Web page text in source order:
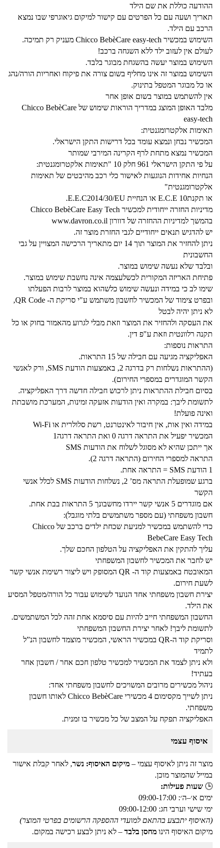
ההודעה כוללת את שם הילד
תאריך ושעה עם כל הפרטים עם קישור למיקום גיאוגרפי שבו נמצא
הרכב עם הילד.
השימוש במכשיר Chicco BebèCare easy-tech מעניק רק תמיכה.
לעולם אין לעזוב ילד ללא השגחה ברכב!
השימוש במוצר יעשה בהשגחת מבוגר בלבד.
השימוש במוצר זה אינו מחליף בשום צורה את פיקוח ואחריות הורה/נהג
או כל מבוגר המטפל בתינוק.
אין להשתמש במוצר בשום אופן אחר
מלבד האופן המוצג במדריך הוראות שימוש של Chicco BebèCare
easy-tech
תאימות אלקטרומגנטית:
המכשיר נבחן ונמצא עומד בכל דרישות התקן הישראלי.
המכשיר נמצא מתחת לרף הקרינה המירבי שמותר
על פי התקן הישראלי 961 חלק 10 "תאימות אלקטרומגנטית:
הנחיות אחידות הנוגעות לאישור כלי רכב מהיבטים של תאימות
אלקטרומגנטית"
או תקנתE.C.E 10 או הנחיית E.E.C2014/30/EU.
מדיניות החזרה ייחודית למכשיר Chicco BebèCare Easy Tech
בהמשך למדיניות ההחזרה של דוורון www.davron.co.il
יש להדגיש תנאים ייחודיים לגבי החזרת מוצר זה.
ניתן להחזיר את המוצר תוך 14 יום מתאריך הרכישה המצויין על גבי
החשבונית
ובלבד שלא נעשה שימוש במוצר.
פתיחת האריזה המקורית לכשלעצמה אינה נחשבת שימוש במוצר.
שימו לב כי במידה ונעשה שימוש כלשהוא במוצר לרבות הפעלתו
ובפרט צימוד של המכשיר לחשבון משתמש ע"י סריקת ה- QR Code,
לא ניתן יהיה לבטל
את העסקה ולהחזיר את המוצר וזאת מבלי לגרוע מהאמור בחוק או כל
תקנה רלוונטית וזאת ע"פ דין.
התראות נוספות:
האפליקציה מגיעה עם חבילה של 15 התראות.
(ההתראות נשלחות רק בדרגה 2, באמצעות הודעת SMS, ורק לאנשי
הקשר המוגדרים במספרי החירום).
בסיום חבילת ההתראות ניתן לרכוש חבילה חדשה דרך האפליקציה.
לתשומת ליבך: במקרה ואין הודעות אזעקה זמינות, המערכת מושבתת
ואינה פועלת!
במידה ואין אות, אין חיבור לאינטרנט, רשת סלולרית או Wi-Fi
המכשיר יפעיל את התראה דרגה 0 ואת התראה דרגה1
אך ייתכן שהיא לא מסוגל לשלוח את הודעות SMS
התראה למספרי החירום (התראה דרגה 2).
1 הודעת SMS = התראה אחת.
ברגע שמופעלת התראה מס’ 2, נשלחות הודעות SMS לכלל אנשי
הקשר
אם מוגדרים 5 אנשי קשר יירדו מחשבונך 5 התראות בבת אחת.
חשבון משפחתי (עם מספר משתמשים בלתי מוגבל):
כדי להשתמש במכשיר למניעת שכחת ילדים ברכב של Chicco
BebeCare Easy Tech
עליך להתקין את האפליקציה על הטלפון החכם שלך.
יש לחבר את המכשיר לחשבון המשפחתי
המאובטח באמצעות קוד ה- QR המסופק ויש ליצור רשימת אנשי קשר
לשעת חירום.
יצירת חשבון משפחתי אחד הנועד לשימוש עבור כל הורה/מטפל המסיע
את הילד.
החשבון המשפחתי חייב להיות עם סיסמא אחת זהה לכל המשתמשים.
לתשומת ליבך! לאחר יצירת החשבון המשפחתי
וסריקת קוד ה-QR במכשיר הראשי, המכשיר מוצמד לחשבון הנ”ל
לתמיד
ולא ניתן לצמד את המכשיר למכשיר טלפון חכם אחר / חשבון אחר
בעתיד!
ניהול מכשירים מרובים המשויכים לחשבון משפחתי אחד:
ניתן לשייך מקסימום 4 מכשירי Chicco BebèCare לאותו חשבון
משפחתי.
האפליקציה תפקח על המצב של כל מכשיר בו זמנית.
איסוף עצמי
מוצר זה ניתן לאיסוף עצמי – מיקום האיסוף: נשר, לאחר קבלת אישור
במייל שהמוצר מוכן.
🕒 שעות פעילות:
ימים א׳–ה׳: 09:00-17:00
ימי שישי וערבי חג: 09:00-12:00
(האיסוף יתבצע בהתאם למועדי ההספקה הרשומים בפרטי המוצר)
מיקום האיסוף הינו מחסן בלבד – לא ניתן לבצע רכישה במקום.